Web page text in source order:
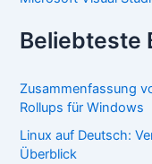
Beliebteste
Zusammenfassung
Rollups für Windows
Linux auf Deutsch:
Überblick